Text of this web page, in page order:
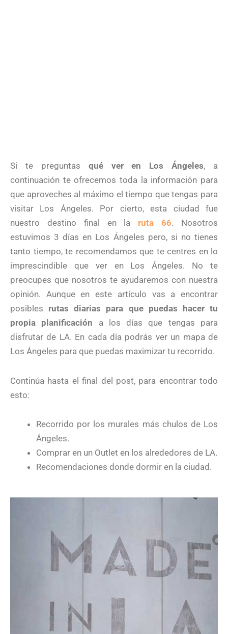
Si te preguntas qué ver en Los Ángeles, a
continuación te ofrecemos toda la información para
que aproveches al máximo el tiempo que tengas para
visitar Los Ángeles. Por cierto, esta ciudad fue
nuestro destino final en la ruta 66. Nosotros
estuvimos 3 días en Los Ángeles pero, si no tienes
tanto tiempo, te recomendamos que te centres en lo
imprescindible que ver en Los Ángeles. No te
preocupes que nosotros te ayudaremos con nuestra
opinión. Aunque en este artículo vas a encontrar
posibles rutas diarias para que puedas hacer tu
propia planificación a los días que tengas para
disfrutar de LA. En cada día podrás ver un mapa de
Los Ángeles para que puedas maximizar tu recorrido.
Continúa hasta el final del post, para encontrar todo
esto:
Recorrido por los murales más chulos de Los
Ángeles.
Comprar en un Outlet en los alrededores de LA.
Recomendaciones donde dormir en la ciudad.